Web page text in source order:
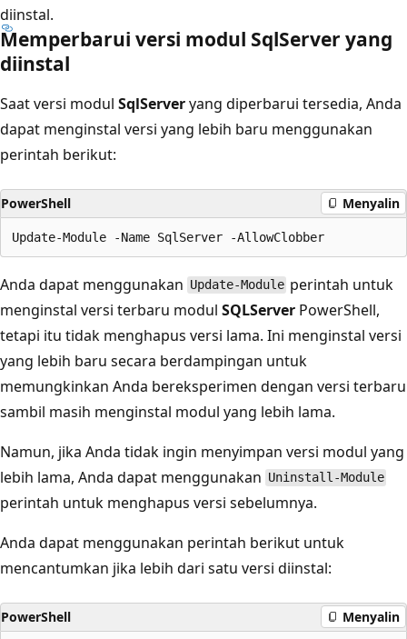
diinstal.
Memperbarui versi modul SqlServer yang
diinstal
Saat versi modul SqlServeryang diperbarui tersedia, Anda
dapat menginstal versi yang lebih baru menggunakan
perintah berikut:
PowerShell Menyalin
Anda dapat menggunakan Update-Module perintah untuk
menginstal versi terbaru modul SQLServer PowerShell,
tetapi itu tidak menghapus versi lama. Ini menginstal versi
yang lebih baru secara berdampingan untuk
memungkinkan Anda bereksperimen dengan versi terbaru
sambil masih menginstal modul yang lebih lama.
Namun, jika Anda tidak ingin menyimpan versi modul yang
lebih lama, Anda dapat menggunakan Uninstall-Module
perintah untuk menghapus versi sebelumnya.
Anda dapat menggunakan perintah berikut untuk
mencantumkan jika lebih dari satu versi diinstal:
PowerShell Menyalin